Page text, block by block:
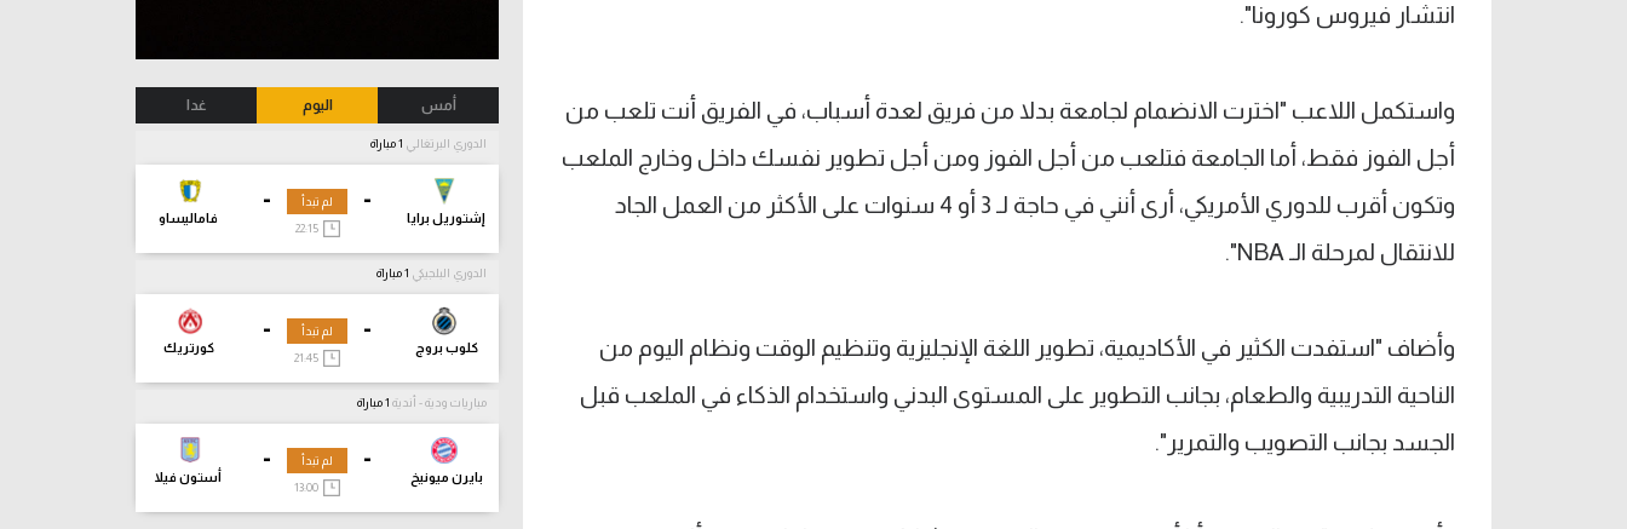
انتشار فيروس كورونا".
واستكمل اللاعب "اخترت الانضمام لجامعة بدلا من فريق لعدة أسباب، في الفريق أنت تلعب من
أجل الفوز فقط، أما الجامعة فتلعب من أجل الفوز ومن أجل تطوير نفسك داخل وخارج الملعب
وتكون أقرب للدوري الأمريكي، أرى أنني في حاجة لـ 3 أو 4 سنوات على الأكثر من العمل الجاد
للانتقال لمرحلة الـ NBA".
وأضاف "استفدت الكثير في الأكاديمية، تطوير اللغة الإنجليزية وتنظيم الوقت ونظام اليوم من
الناحية التدريبية والطعام، بجانب التطوير على المستوى البدني واستخدام الذكاء في الملعب قبل
الجسد بجانب التصويب والتمرير".
أمس اليوم غدا
الدوري البرتغالي
-
إشتوريل برايا
-
فاماليساو
لم تبدأ
22:15
الدوري البلجيكي
-
كلوب بروج
-
كورتريك
لم تبدأ
مباريات ودية - أندية
-
بايرن ميونيخ
-
أستون فيلا
لم تبدأ